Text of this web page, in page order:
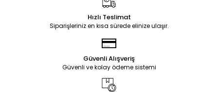
Hızlı Teslimat
Siparişleriniz en kısa sürede elinize ulaşır.
Güvenli Alışveriş
Güvenli ve kolay ödeme sistemi